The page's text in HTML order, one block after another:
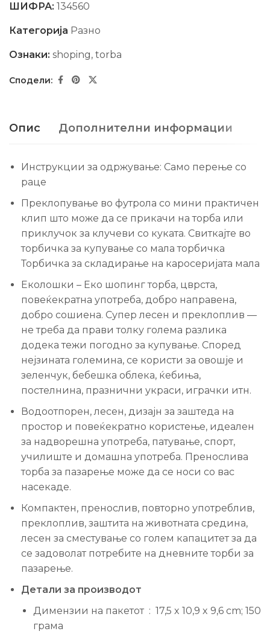
ШИФРА: 134560
Категорија Разно
Ознаки: shoping, torba
Опис Дополнителни информации
Инструкции за одржување: Само перење со
раце
Преклопување во футрола со мини практичен
клип што може да се прикачи на торба или
приклучок за клучеви со куката. Свиткајте во
торбичка за купување со мала торбичка
Торбичка за складирање на каросеријата мала
Еколошки – Еко шопинг торба, цврста,
повеќекратна употреба, добро направена,
добро сошиена. Супер лесен и преклоплив —
не треба да прави толку голема разлика
додека тежи погодно за купување. Според
нејзината големина, се користи за овошје и
зеленчук, бебешка облека, ќебиња,
постелнина, празнични украси, играчки итн.
Водоотпорен, лесен, дизајн за заштеда на
простор и повеќекратно користење, идеален
за надворешна употреба, патување, спорт,
училиште и домашна употреба. Пренослива
торба за пазарење може да се носи со вас
насекаде.
Компактен, пренослив, повторно употреблив,
преклоплив, заштита на животната средина,
лесен за сместување со голем капацитет за да
се задоволат потребите на дневните торби за
пазарење.
Детали за производот
Димензии на пакетот ‎ : ‎ 17,5 x 10,9 x 9,6 cm; 150
грама